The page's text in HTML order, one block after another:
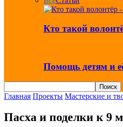
Кто такой
Помощь детям и
Главная Проекты Мастерские и
Пасха и поделки к 9